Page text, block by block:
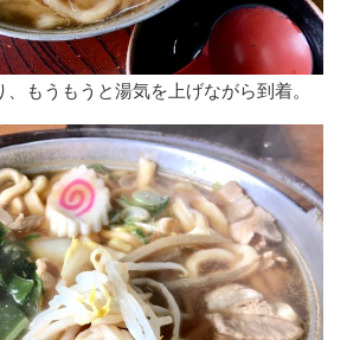
もうもうと湯気を上げながら到着。